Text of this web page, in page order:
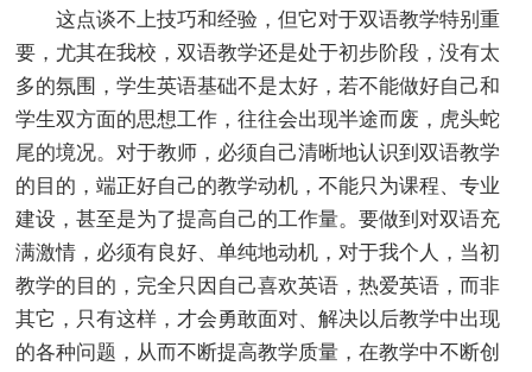
这点谈不上技巧和经验，但它对于双语教学特别重
要，尤其在我校，双语教学还是处于初步阶段，没有太
多的氛围，学生英语基础不是太好，若不能做好自己和
学生双方面的思想工作，往往会出现半途而废，虎头蛇
尾的境况。对于教师，必须自己清晰地认识到双语教学
的目的，端正好自己的教学动机，不能只为课程、专业
建设，甚至是为了提高自己的工作量。要做到对双语充
满激情，必须有良好、单纯地动机，对于我个人，当初
教学的目的，完全只因自己喜欢英语，热爱英语，而非
其它，只有这样，才会勇敢面对、解决以后教学中出现
的各种问题，从而不断提高教学质量，在教学中不断创